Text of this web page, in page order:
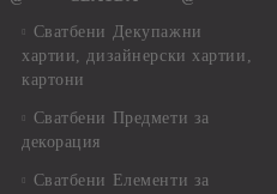
Сватбени Декупажни
хартии, дизайнерски хартии,
картони
Сватбени Предмети за
декорация
Сватбени Елементи за